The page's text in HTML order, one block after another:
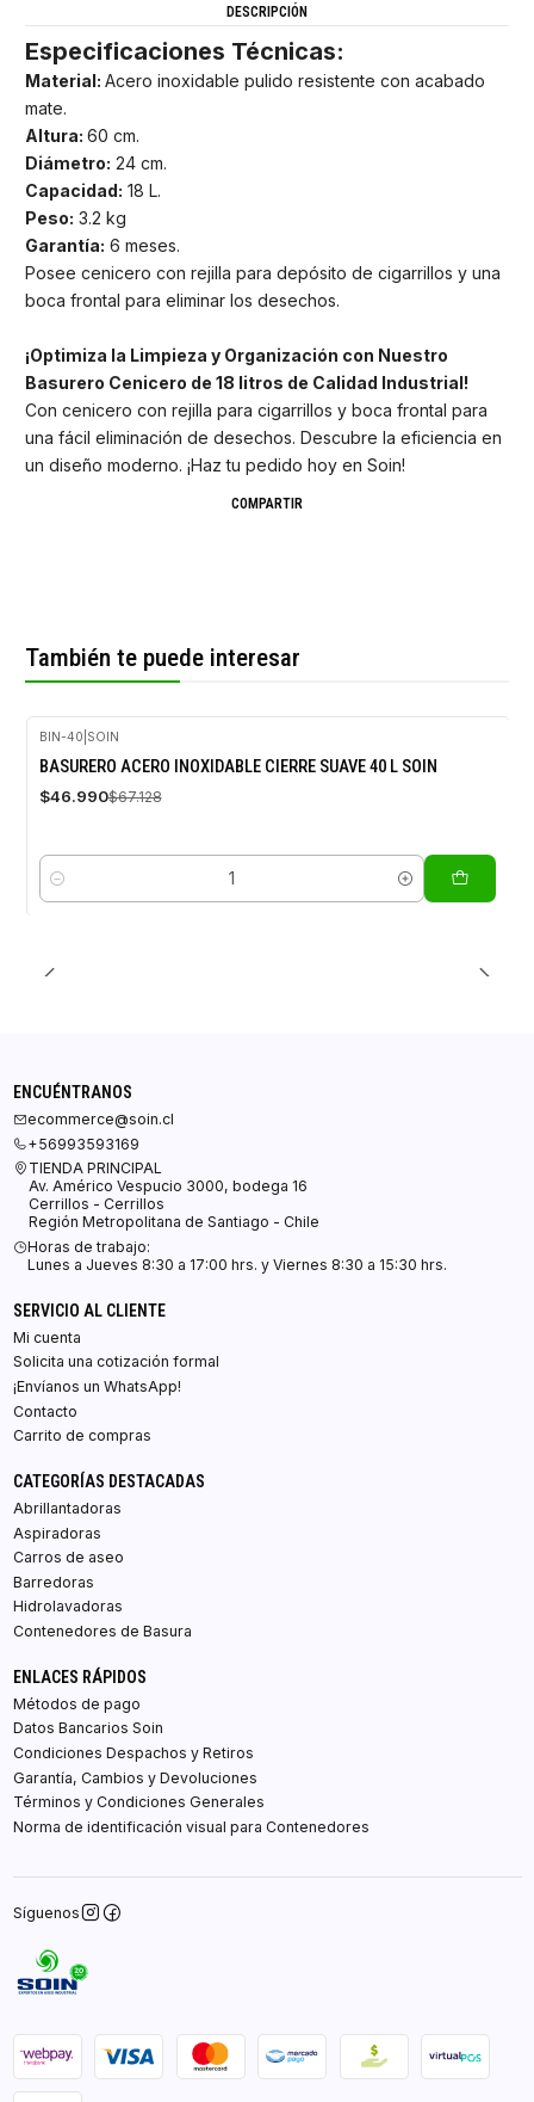
DESCRIPCIÓN
Especificaciones Técnicas:
Material: Acero inoxidable pulido resistente con acabado
mate.
Altura: 60 cm.
Diámetro: 24 cm.
Capacidad: 18 L.
Peso: 3.2 kg
Garantía: 6 meses.
Posee cenicero con rejilla para depósito de cigarrillos y una
boca frontal para eliminar los desechos.
¡Optimiza la Limpieza y Organización con Nuestro
Basurero Cenicero de 18 litros de Calidad Industrial!
Con cenicero con rejilla para cigarrillos y boca frontal para
una fácil eliminación de desechos. Descubre la eficiencia en
un diseño moderno. ¡Haz tu pedido hoy en Soin!
COMPARTIR
También te puede interesar
-30%
OFF
BIN-40 SOIN
BASURERO ACERO INOXIDABLE CIERRE SUAVE 40 L SOIN
$46.990$67.128
Cantidad
ENCUÉNTRANOS
ecommerce@soin.cl
+56993593169
TIENDA PRINCIPAL
Av. Américo Vespucio 3000, bodega 16
Cerrillos - Cerrillos
Región Metropolitana de Santiago - Chile
Horas de trabajo:
Lunes a Jueves 8:30 a 17:00 hrs. y Viernes 8:30 a 15:30 hrs.
SERVICIO AL CLIENTE
Mi cuenta
Solicita una cotización formal
¡Envíanos un WhatsApp!
Contacto
Carrito de compras
CATEGORÍAS DESTACADAS
Abrillantadoras
Aspiradoras
Carros de aseo
Barredoras
Hidrolavadoras
Contenedores de Basura
ENLACES RÁPIDOS
Métodos de pago
Datos Bancarios Soin
Condiciones Despachos y Retiros
Garantía, Cambios y Devoluciones
Términos y Condiciones Generales
Norma de identificación visual para Contenedores
Síguenos